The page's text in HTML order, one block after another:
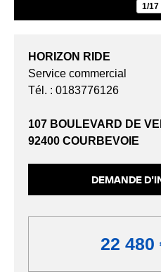
1/17
HORIZON RIDE
Service commercial
Tél. : 0183776126
107 BOULEVARD DE
92400 COURBEVOIE
DEMANDE
22 480